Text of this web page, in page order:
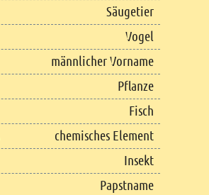
Säugetier
Vogel
männlicher Vorname
Pflanze
Fisch
chemisches Element
Insekt
Papstname